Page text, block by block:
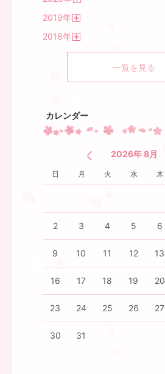
2019年
2018年
一覧を見る
カレンダー
2026年 8月
日 月 火 水 木
2 3 4 5 6
9 10 11 12 13
16 17 18 19 20
23 24 25 26 27
30 31